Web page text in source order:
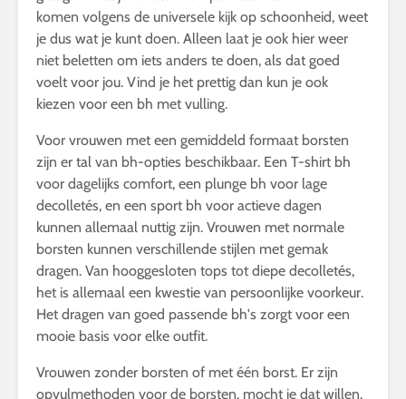
komen volgens de universele kijk op schoonheid, weet
je dus wat je kunt doen. Alleen laat je ook hier weer
niet beletten om iets anders te doen, als dat goed
voelt voor jou. Vind je het prettig dan kun je ook
kiezen voor een bh met vulling.
Voor vrouwen met een gemiddeld formaat borsten
zijn er tal van bh-opties beschikbaar. Een T-shirt bh
voor dagelijks comfort, een plunge bh voor lage
decolletés, en een sport bh voor actieve dagen
kunnen allemaal nuttig zijn. Vrouwen met normale
borsten kunnen verschillende stijlen met gemak
dragen. Van hooggesloten tops tot diepe decolletés,
het is allemaal een kwestie van persoonlijke voorkeur.
Het dragen van goed passende bh's zorgt voor een
mooie basis voor elke outfit.
Vrouwen zonder borsten of met één borst. Er zijn
opvulmethoden voor de borsten, mocht je dat willen.